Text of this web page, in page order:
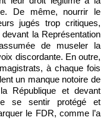
De même, nourrir le
jugés trop critiques,
la Représentation
de museler la
discordante. En outre,
à chaque fois
un manque notoire de
République et devant
se sentir protégé et
le FDR, comme l’a